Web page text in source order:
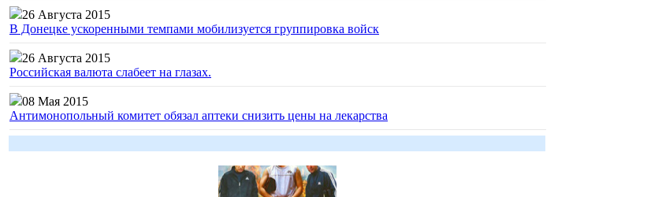
26 Августа 2015
В Донецке ускоренными темпами мобилизуется группировка войск
26 Августа 2015
Российская валюта слабеет на глазах.
08 Мая 2015
Антимонопольный комитет обязал аптеки снизить цены на лекарства